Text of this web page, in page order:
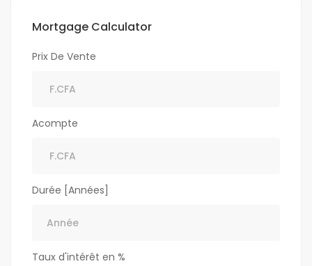
Mortgage Calculator
Prix De Vente
Acompte
Durée [Années]
Taux d'intérêt en %